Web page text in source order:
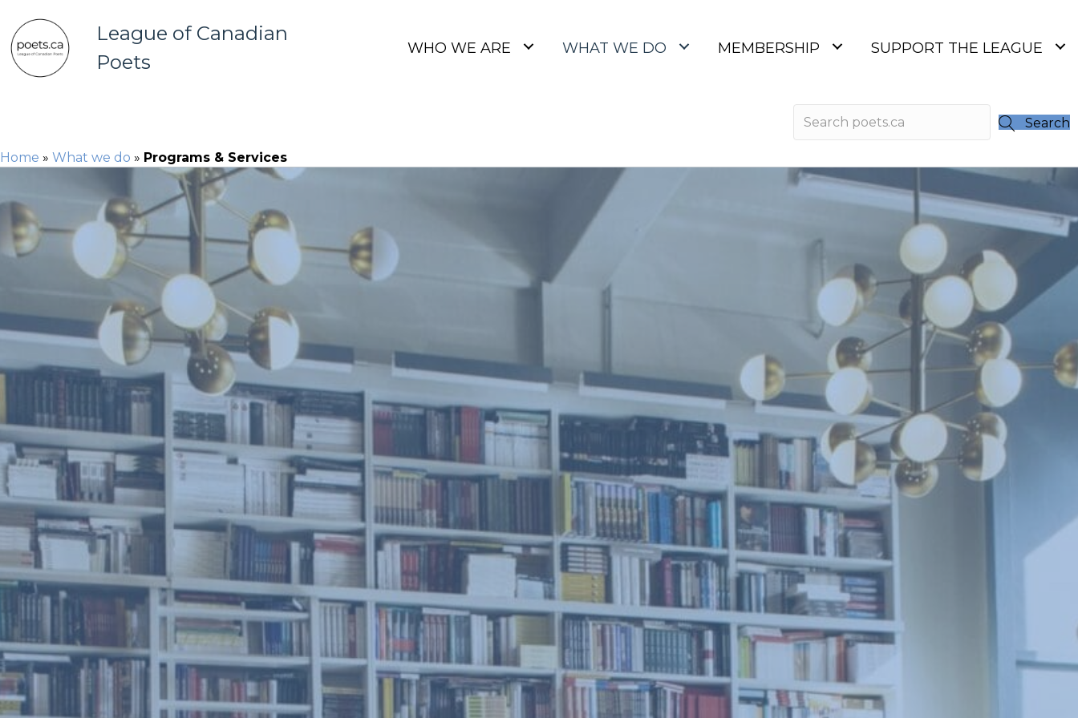
League of Canadian
Poets
WHO WE ARE WHAT WE DO MEMBERSHIP SUPPORT THE LEAGUE
Search
Home » What we do » Programs & Services